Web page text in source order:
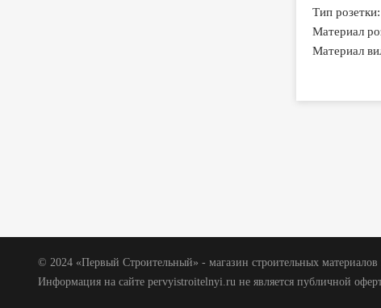
Тип
Материал
Материал
© 2024 «Первый Строительный» - магазин строительных
Информация на сайте pervyistroitelnyi.ru не является публичной